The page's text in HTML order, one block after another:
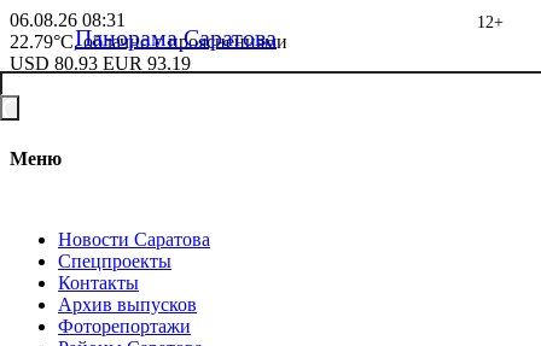
06.08.26 08:31
22.79°C, облачно с прояснениями
USD 80.93 EUR 93.19
Меню
Новости Саратова
Спецпроекты
Контакты
Архив выпусков
Фоторепортажи
Панорама Саратова
12+